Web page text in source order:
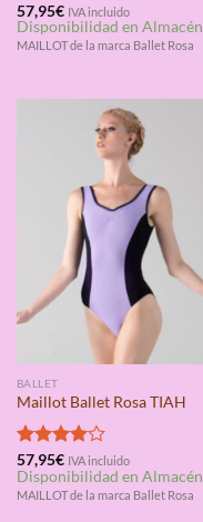
Valorado
con4.67
de 5
57,95€ IVA incluido
Disponibilidad en Almacén
MAILLOT de la marca Ballet Rosa
BALLET
Maillot Ballet Rosa TIAH
Valorado
con4.00
de 5
57,95€ IVA incluido
Disponibilidad en Almacén
MAILLOT de la marca Ballet Rosa